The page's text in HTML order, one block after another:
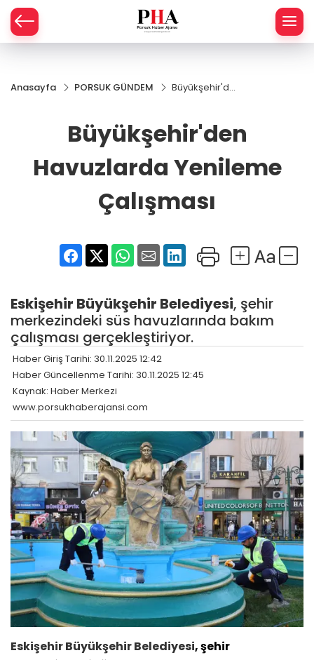
Anasayfa PORSUK GÜNDEM
Büyükşehir'den
Çalışması
Büyükşehir'den
Havuzlarda Yenileme
Çalışması
Eskişehir Büyükşehir Belediyesi, şehir
merkezindeki süs havuzlarında bakım
çalışması gerçekleştiriyor.
Haber Giriş Tarihi: 30.11.2025 12:42
Haber Güncellenme Tarihi: 30.11.2025 12:45
Kaynak: Haber Merkezi
www.porsukhaberajansi.com
EskişehirBüyükşehir Belediyesi, şehir